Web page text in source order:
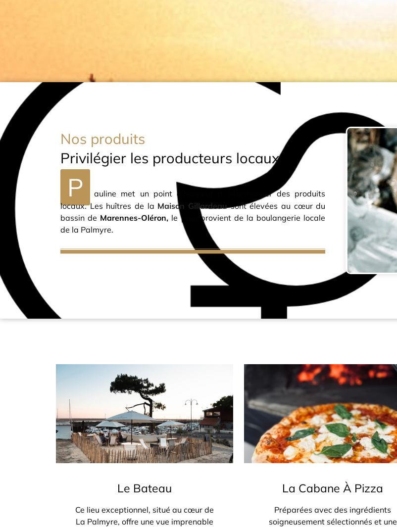
Nos produits
Privilégier les producteurs locaux
P
auline met un point d’honneur à sélectionner des produits
locaux. Les huîtres de la Maison Gillardeau sont élevées au cœur du
bassin de Marennes-Oléron, le pain provient de la boulangerie locale
de la Palmyre.
Le Bateau
Ce lieu exceptionnel, situé au cœur de
La Palmyre, offre une vue imprenable
La Cabane À Pizza
Préparées avec des ingrédients
soigneusement sélectionnés et une